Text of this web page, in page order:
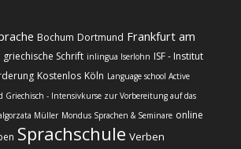
Bochum Dortmund Frankfurt am
griechische Schrift inlingua Iserlohn ISF - Institut
Kostenlos Köln Language school Active
Griechisch - Intensivkurse zur Vorbereitung auf das
Müller Mondus Sprachen & Seminare online
Sprachschule Verben